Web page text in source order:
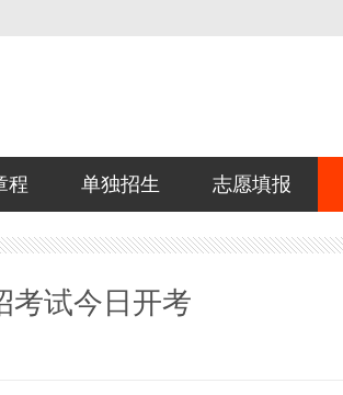
程 单独招生 志愿填报
考试今日开考